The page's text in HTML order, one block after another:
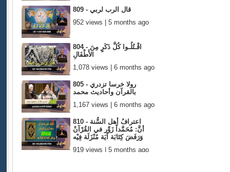
809 - قال الرب لربي
952 views | 5 months ago
804 - اقْـتُلُـوا كُلَّ ذَكَرٍ مِنَ
الأَطْفَالِ
1,078 views | 6 months ago
805 - رولا خرسا تزدري
بالقرآن وأحاديث محمد
1,167 views | 6 months ago
810 - اعترافُ أهل السُّنة
أنَّ: مُحَمَّداً زَوِّر في القُرْآنْ
وَرَفَضَ كِتَابَة آيَة مُنْزَلَة فِيْه
919 views | 5 months ago